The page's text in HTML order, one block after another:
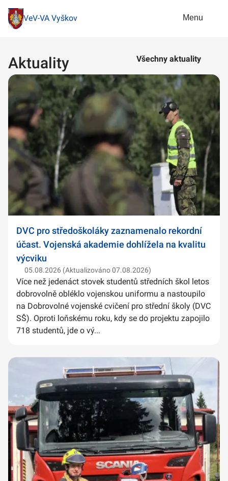
VeV-VA Vyškov Menu
Aktuality Všechny aktuality
DVC pro středoškoláky zaznamenalo rekordní
účast. Vojenská akademie dohlížela na kvalitu
výcviku
05.08.2026 (Aktualizováno 07.08.2026)
Více než jedenáct stovek studentů středních škol letos
dobrovolně obléklo vojenskou uniformu a nastoupilo
na Dobrovolné vojenské cvičení pro střední školy (DVC
SŠ). Oproti loňskému roku, kdy se do projektu zapojilo
718 studentů, jde o vý...